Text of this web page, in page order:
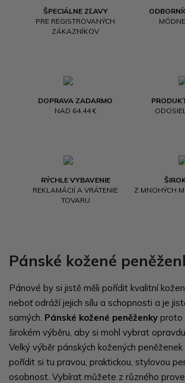
ŠPECIÁLNE ZĽAVY
PRE REGISTROVANÝCH
ZÁKAZNÍKOV
DOPRAVA ZADARMO
NAD 64.44 €
RÝCHLE VYBAVENIE
REKLAMÁCIÍ A VRÁTENIE
TOVARU
Z MNOHÝCH
Pánské kožené
Pánové by si jistě měli pořídit kvalitní
neboť odráží jejich sílu a schopnosti a je
samých. Pánské kožené peněženky proto
širokém výběru, aby si mohl vybrat
Velký výběr pánských kožených
pořídit si tu pravou, praktickou, stylovou
osobnost. Vybírat můžete z různého